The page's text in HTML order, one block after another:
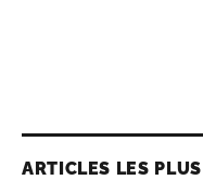
ARTICLES LES